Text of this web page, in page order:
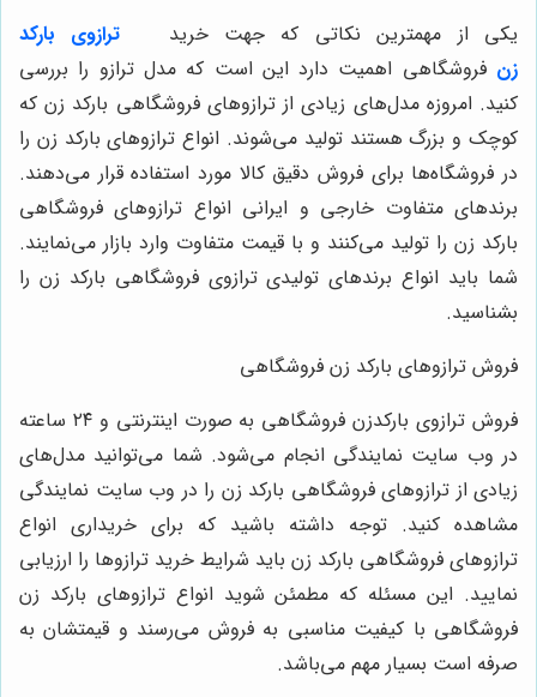
یکی از مهمترین نکاتی که جهت خرید ترازوی بارکد
زن فروشگاهی اهمیت دارد این است که مدل ترازو را بررسی
کنید. امروزه مدل‌های زیادی از ترازوهای فروشگاهی بارکد زن که
کوچک و بزرگ هستند تولید می‌شوند. انواع ترازوهای بارکد زن را
در فروشگاه‌ها برای فروش دقیق کالا مورد استفاده قرار می‌دهند.
برندهای متفاوت خارجی و ایرانی انواع ترازوهای فروشگاهی
بارکد زن را تولید می‌کنند و با قیمت متفاوت وارد بازار می‌نمایند.
شما باید انواع برندهای تولیدی ترازوی فروشگاهی بارکد زن را
بشناسید.
فروش ترازوهای بارکد زن فروشگاهی
فروش ترازوی بارکدزن فروشگاهی به صورت اینترنتی و ۲۴ ساعته
در وب سایت نمایندگی انجام می‌شود. شما می‌توانید مدل‌های
زیادی از ترازوهای فروشگاهی بارکد زن را در وب سایت نمایندگی
مشاهده کنید. توجه داشته باشید که برای خریداری انواع
ترازوهای فروشگاهی بارکد زن باید شرایط خرید ترازوها را ارزیابی
نمایید. این مسئله که مطمئن شوید انواع ترازوهای بارکد زن
فروشگاهی با کیفیت مناسبی به فروش می‌رسند و قیمتشان به
صرفه است بسیار مهم می‌باشد.